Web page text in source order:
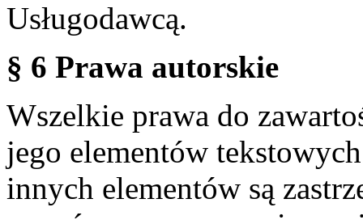
Usługodawcą.
§ 6 Prawa autorskie
Wszelkie prawa do
jego elementów
innych elementów są